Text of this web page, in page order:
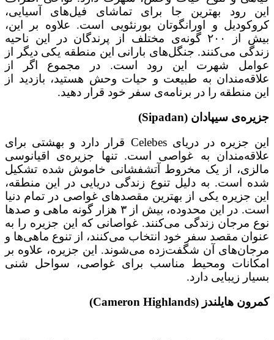
این رود بهترین جا برای تماشای فیل‌های آسیایی،
کروکودیل و اورانگوتان بورنئویی است. علاوه بر این،
بیش از ۲۰۰ گونه‌ی مختلف از پرندگان در این ناحیه
زندگی می‌کنند. جنگل‌های بارانی این منطقه یکی دیگر از
عوامل شهرت این رود است. در مجموع اگر از
علاقه‌مندان به طبیعت و حیات وحش هستید، بازدید از
این منطقه را در برنامه‌ی سفر خود قرار دهید.
جزیره‌ی سیپادان (Sipadan)
این جزیره در دریای Celebes قرار دارد و بهشتی برای
علاقه‌مندان به غواصی است. تنها جزیره‌ی اقیانوسی
مالزی، از یک مخروط آتشفشانی خاموش شده تشکیل
شده است. به دلیل تنوع زندگی دریایی در این منطقه،
این جزیره یکی از بهترین مقصدهای غواصی در تمام دنیا
است. در این محدوده، بیش از ۳ هزار گونه ماهی و صدها
نوع مرجان زندگی می‌کنند. غواصانی که این جزیره را به
عنوان مقصد سفر خود انتخاب می‌کنند، از تنوع ماهی‌ها و
مرجان‌های آن شگفت‌زده می‌شوند. این جزیره، علاوه بر
امکانات ومحیط مناسب برای غواصی، سواحل شنی
بسیار زیبایی دارد.
کمرون هایلندز (Cameron Highlands)